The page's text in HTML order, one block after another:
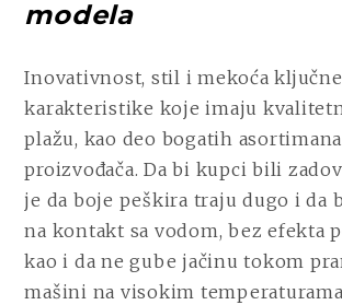
modela
Inovativnost, stil i mekoća
karakteristike koje imaju
plažu, kao deo bogatih
proizvođača. Da bi kupci bili
je da boje peškira traju dugo i da
na kontakt sa vodom, bez efekta
kao i da ne gube jačinu tokom
mašini na visokim